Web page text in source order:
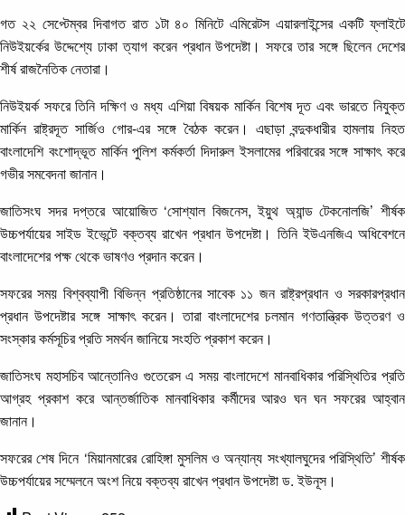
গত ২২ সেপ্টেম্বর দিবাগত রাত ১টা ৪০ মিনিটে এমিরেটস এয়ারলাইন্সের একটি ফ্লাইটে
নিউইয়র্কের উদ্দেশ্যে ঢাকা ত্যাগ করেন প্রধান উপদেষ্টা। সফরে তার সঙ্গে ছিলেন দেশের
শীর্ষ রাজনৈতিক নেতারা।
নিউইয়র্ক সফরে তিনি দক্ষিণ ও মধ্য এশিয়া বিষয়ক মার্কিন বিশেষ দূত এবং ভারতে নিযুক্ত
মার্কিন রাষ্ট্রদূত সার্জিও গোর-এর সঙ্গে বৈঠক করেন। এছাড়া বন্দুকধারীর হামলায় নিহত
বাংলাদেশি বংশোদ্ভূত মার্কিন পুলিশ কর্মকর্তা দিদারুল ইসলামের পরিবারের সঙ্গে সাক্ষাৎ করে
গভীর সমবেদনা জানান।
জাতিসংঘ সদর দপ্তরে আয়োজিত ‘সোশ্যাল বিজনেস, ইয়ুথ অ্যান্ড টেকনোলজি’ শীর্ষক
উচ্চপর্যায়ের সাইড ইভেন্টে বক্তব্য রাখেন প্রধান উপদেষ্টা। তিনি ইউএনজিএ অধিবেশনে
বাংলাদেশের পক্ষ থেকে ভাষণও প্রদান করেন।
সফরের সময় বিশ্বব্যাপী বিভিন্ন প্রতিষ্ঠানের সাবেক ১১ জন রাষ্ট্রপ্রধান ও সরকারপ্রধান
প্রধান উপদেষ্টার সঙ্গে সাক্ষাৎ করেন। তারা বাংলাদেশের চলমান গণতান্ত্রিক উত্তরণ ও
সংস্কার কর্মসূচির প্রতি সমর্থন জানিয়ে সংহতি প্রকাশ করেন।
জাতিসংঘ মহাসচিব আন্তোনিও গুতেরেস এ সময় বাংলাদেশে মানবাধিকার পরিস্থিতির প্রতি
আগ্রহ প্রকাশ করে আন্তর্জাতিক মানবাধিকার কর্মীদের আরও ঘন ঘন সফরের আহ্বান
জানান।
সফরের শেষ দিনে ‘মিয়ানমারের রোহিঙ্গা মুসলিম ও অন্যান্য সংখ্যালঘুদের পরিস্থিতি’ শীর্ষক
উচ্চপর্যায়ের সম্মেলনে অংশ নিয়ে বক্তব্য রাখেন প্রধান উপদেষ্টা ড. ইউনূস।